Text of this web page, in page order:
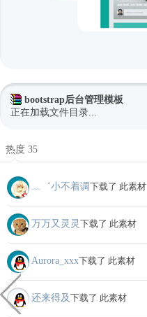
bootstrap后台管理模板
正在加载文件目录...
热度 35
﹏゛小不着调下载了 此素材
万万又灵灵 下载了 此素材
Aurora_xxx下载了 此素材
还来得及下载了 此素材